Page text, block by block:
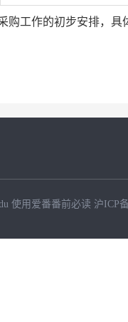
购工作的初步安排，
使用爱番番前必读 沪ICP